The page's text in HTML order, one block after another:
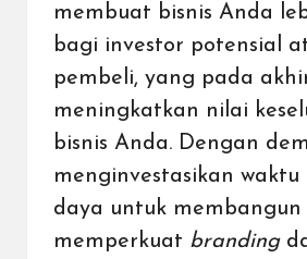
membuat bisnis Anda
bagi investor potensial
pembeli, yang pada
meningkatkan nilai
bisnis Anda. Dengan
menginvestasikan waktu
daya untuk membangun
memperkuat branding